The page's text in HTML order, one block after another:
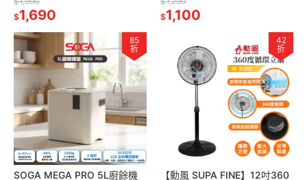
$1,690
$1,100
85
折
SOGA MEGA PRO 5L廚餘機
42
折
【勳風 SUPA FINE】12吋360